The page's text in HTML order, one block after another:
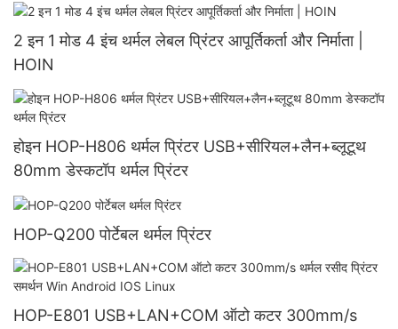
2 इन 1 मोड 4 इंच थर्मल लेबल प्रिंटर आपूर्तिकर्ता और निर्माता |
HOIN
होइन HOP-H806 थर्मल प्रिंटर USB+सीरियल+लैन+ब्लूटूथ
80mm डेस्कटॉप थर्मल प्रिंटर
HOP-Q200 पोर्टेबल थर्मल प्रिंटर
HOP-E801 USB+LAN+COM ऑटो कटर 300mm/s